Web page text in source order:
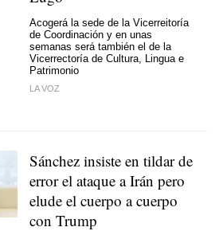
Acogerá la sede de la Vicerreitoría
de Coordinación y en unas
semanas será también el de la
Vicerrectoría de Cultura, Lingua e
Patrimonio
LA VOZ
Sánchez insiste en tildar de
error el ataque a Irán pero
elude el cuerpo a cuerpo
con Trump